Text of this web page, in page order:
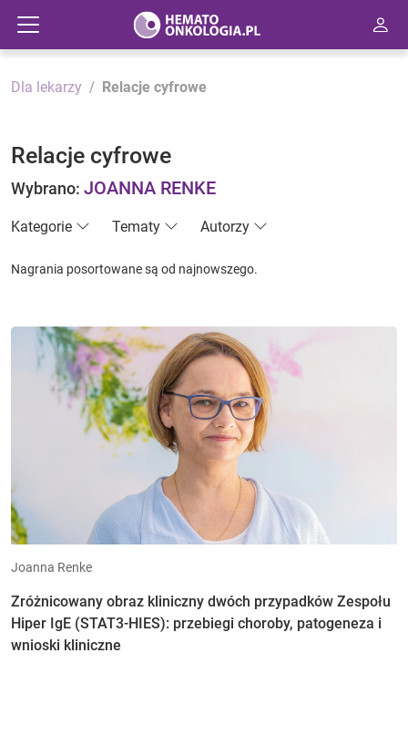
Dla lekarzy Relacje cyfrowe
Relacje cyfrowe
Wybrano: JOANNA RENKE
Kategorie Tematy Autorzy
Nagrania posortowane są od najnowszego.
Joanna Renke
Zróżnicowany obraz kliniczny dwóch przypadków Zespołu
Hiper IgE (STAT3-HIES): przebiegi choroby, patogeneza i
wnioski kliniczne